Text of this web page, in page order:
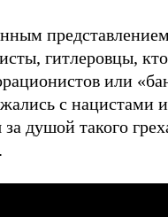
гитлеровцы,
или
с нацистами
душой такого